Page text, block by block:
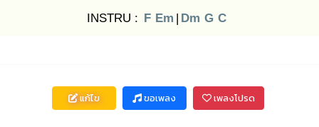
INSTRU : F Em | Dm G C
แก้ไข ขอเพลง เพลงโปรด